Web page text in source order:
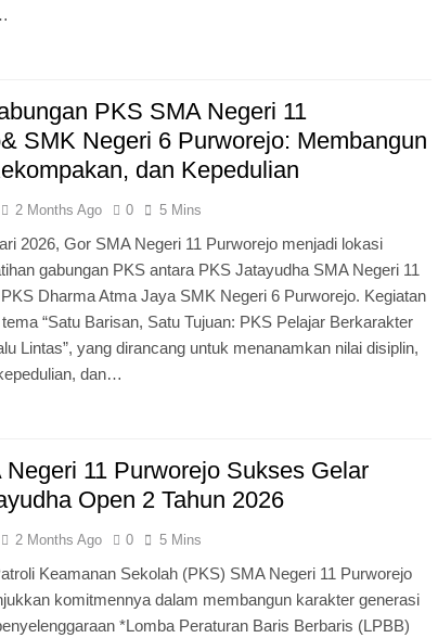
PKS SMA Negeri 11
SMK Negeri 6 Purworejo: Membangun
dan Kepedulian
2 Months Ago 0 5 Mins
2026, Gor SMA Negeri 11 Purworejo menjadi lokasi
gabungan PKS antara PKS Jatayudha SMA Negeri 11
Dharma Atma Jaya SMK Negeri 6 Purworejo. Kegiatan
“Satu Barisan, Satu Tujuan: PKS Pelajar Berkarakter
Lintas”, yang dirancang untuk menanamkan nilai disiplin,
dan…
11 Purworejo Sukses Gelar
Open 2 Tahun 2026
2 Months Ago 0 5 Mins
Keamanan Sekolah (PKS) SMA Negeri 11 Purworejo
komitmennya dalam membangun karakter generasi
*Lomba Peraturan Baris Berbaris (LPBB)